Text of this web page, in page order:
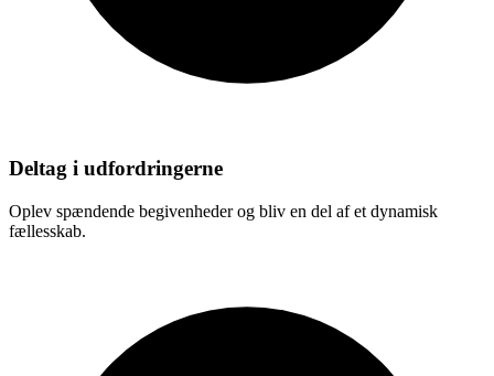
Deltag i udfordringerne
Oplev spændende begivenheder og bliv en del af et dynamisk
fællesskab.